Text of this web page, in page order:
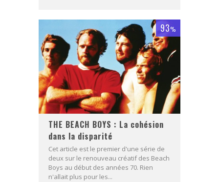
93%
THE BEACH BOYS : La cohésion
dans la disparité
Cet article est le premier d'une série de
deux sur le renouveau créatif des Beach
Boys au début des années 70. Rien
n'allait plus pour les...